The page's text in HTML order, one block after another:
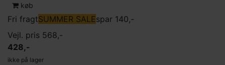
køb
Fri fragtSUMMER SALEspar 140,-
Vejl. pris 568,-
428,-
ikke på lager